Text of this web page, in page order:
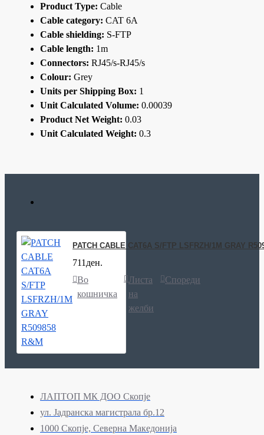
Product Type: Cable
Cable category: CAT 6A
Cable shielding: S-FTP
Cable length: 1m
Connectors: RJ45/s-RJ45/s
Colour: Grey
Units per Shipping Box: 1
Unit Calculated Volume: 0.00039
Product Net Weight: 0.03
Unit Calculated Weight: 0.3
PATCH CABLE CAT6A S/FTP LSFRZH/1M GRAY
711ден.
Во
кошничка
Листа
на
желби
Спореди
ЛАПТОП МК ДОО Скопје
ул. Јадранска магистрала бр.12
1000 Скопје, Северна Македонија